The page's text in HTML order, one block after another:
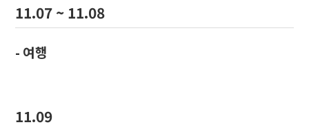
11.07 ~ 11.08
- 여행
11.09